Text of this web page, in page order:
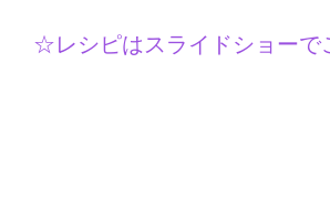
☆レシピはスライドショーで